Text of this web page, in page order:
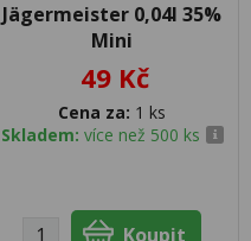
Jägermeister 0,04l 35%
Mini
49 Kč
Cena za: 1 ks
Skladem: více než 500 ks